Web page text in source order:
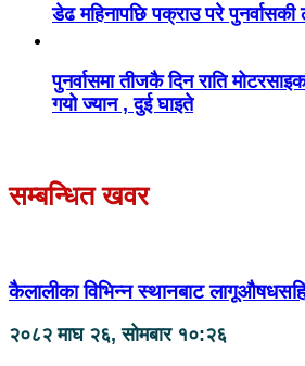
डेढ महिनापछि पक्राउ परे पुनर्वासकी
पुनर्वासमा तीजकै दिन राति
गयो ज्यान , दुई घाइते
सम्बन्धित खवर
कैलालीका विभिन्न स्थानबाट
२०८२ माघ २६, सोमबार १०:२६